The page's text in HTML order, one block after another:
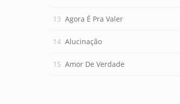
Agora É Pra Valer
Alucinação
Amor De Verdade